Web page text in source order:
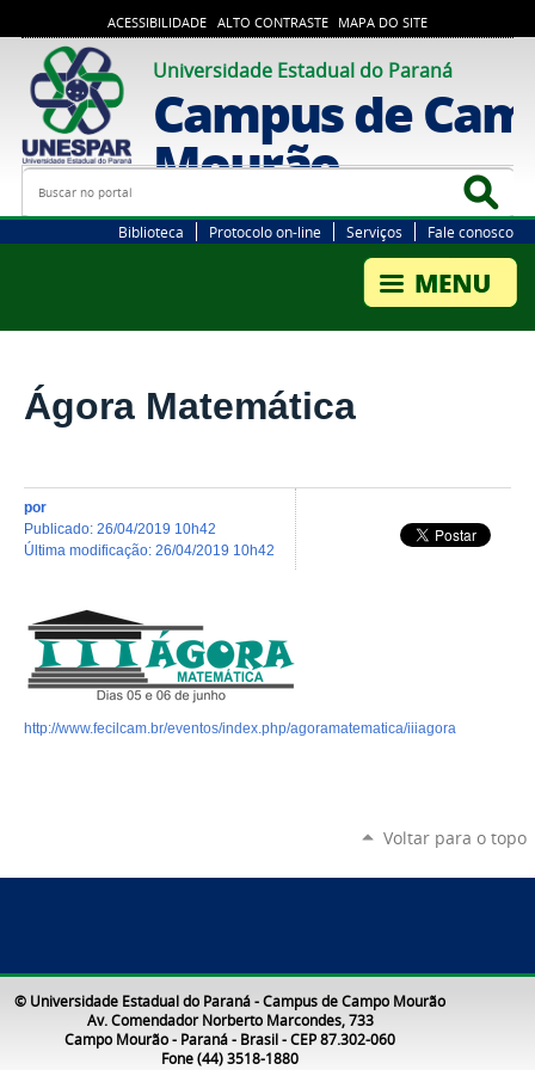
ACESSIBILIDADE ALTO CONTRASTE MAPA DO SITE
Universidade Estadual do Paraná
Campus de
Mourão
Busca
Biblioteca Protocolo on-line Serviços Fale conosco
Ágora Matemática
por
publicado: 26/04/2019 10h42
última modificação: 26/04/2019 10h42
http://www.fecilcam.br/eventos/index.php/agoramatematica/iiiagora
Voltar para o topo
© Universidade Estadual do Paraná - Campus de Campo Mourão
Av. Comendador Norberto Marcondes, 733
Campo Mourão - Paraná - Brasil - CEP 87.302-060
Fone (44) 3518-1880